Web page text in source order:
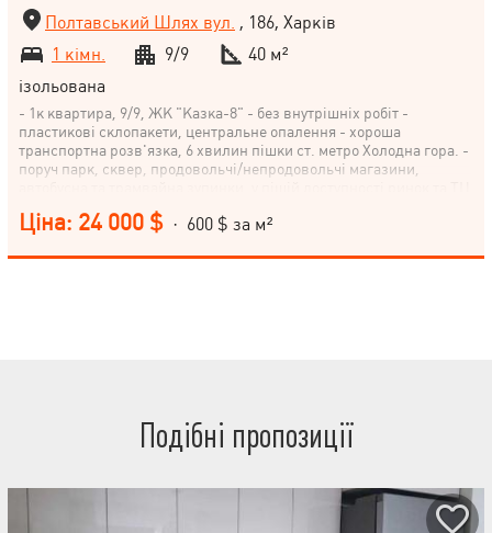
Полтавський Шлях вул. , 186, Харків
1 кімн.
9/9
40 м²
ізольована
- 1к квартира, 9/9, ЖК "Казка-8" - без внутрішніх робіт -
пластикові склопакети, центральне опалення - хороша
транспортна розв'язка, 6 хвилин пішки ст. метро Холодна гора. -
поруч парк, сквер, продовольчі/непродовольчі магазини,
Ціна: 24 000 $ · 600 $ за м²
Подібні пропозиції